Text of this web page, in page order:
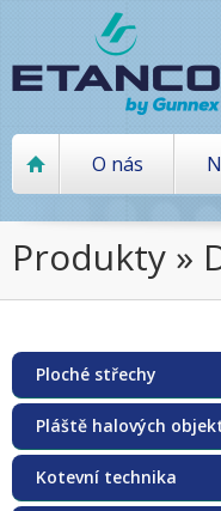
Produkty »
Ploché střechy
Pláště halových
Kotevní technika
O nás